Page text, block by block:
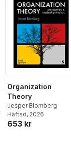
Organization
Theory
Jesper Blomberg
Häftad, 2026
653 kr